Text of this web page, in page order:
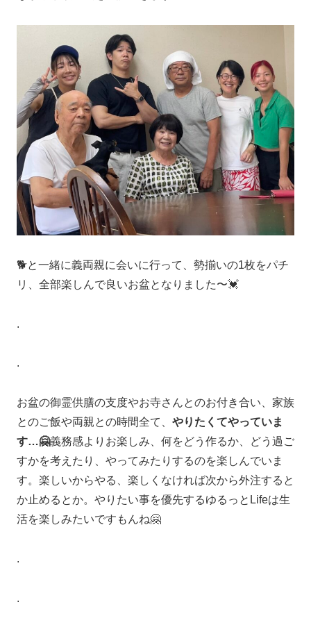
🐕と一緒に義両親に会いに行って、勢揃いの1枚をパチ
リ、全部楽しんで良いお盆となりました〜💓
.
.
お盆の御霊供膳の支度やお寺さんとのお付き合い、家族
とのご飯や両親との時間全て、 やりたくてやっていま
す…🤗義務感よりお楽しみ、何をどう作るか、どう過ご
すかを考えたり、やってみたりするのを楽しんでいま
す。楽しいからやる、楽しくなければ次から外注すると
か止めるとか。やりたい事を優先するゆるっとLifeは生
活を楽しみたいですもんね🤗
.
.